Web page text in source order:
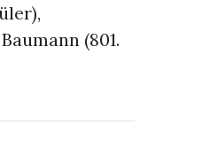
(801.